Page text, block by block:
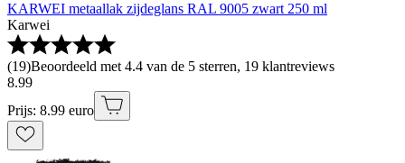
KARWEI metaallak zijdeglans RAL 9005 zwart 250 ml
Karwei
(19)Beoordeeld met 4.4 van de 5 sterren, 19 klantreviews
8.99
Prijs: 8.99 euro